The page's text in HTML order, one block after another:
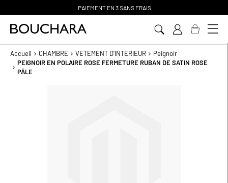
PAIEMENT EN 3 SANS FRAIS
Accueil CHAMBRE VETEMENT D'INTERIEUR
Peignoir
PEIGNOIR EN POLAIRE ROSE FERMETURE RUBAN DE SATIN ROSE
PÂLE